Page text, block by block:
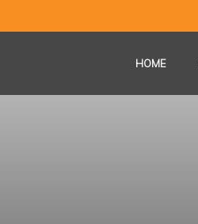
HOME